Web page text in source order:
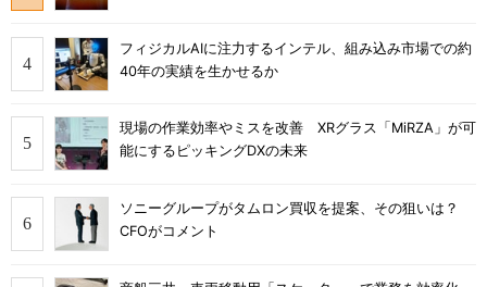
フィジカルAIに注力するインテル、組み込み市場での約
40年の実績を生かせるか
現場の作業効率やミスを改善 XRグラス「MiRZA」が可
能にするピッキングDXの未来
ソニーグループがタムロン買収を提案、その狙いは？
CFOがコメント